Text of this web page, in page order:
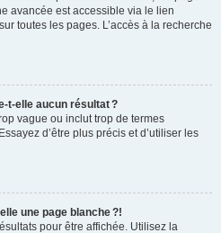
avancée est accessible via le lien
toutes les pages. L’accès à la recherche
t-elle aucun résultat ?
vague ou inclut trop de termes
d’être plus précis et d’utiliser les
une page blanche ?!
pour être affichée. Utilisez la